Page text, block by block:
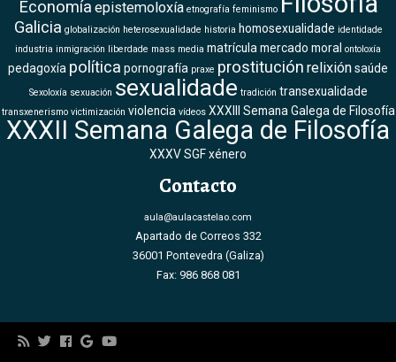
Economía epistemoloxía etnografía feminismo
Galicia globalización heterosexualidade historia homosexualidade identidade
industria inmigración liberdade mass media matrícula mercado moral ontoloxía
pedagoxía política pornografía praxe prostitución relixiónsaúde
Sexoloxía sexuación sexualidade tradición transexualidade
transxenerismo victimización violencia vídeos XXXIII Semana Galega de Filosofía
XXXII Semana Galega de Filosofía
XXXV SGFxénero
Contacto
aula@aulacastelao.com
Apartado de Correos 332
36001 Pontevedra (Galiza)
Fax: 986 868 081